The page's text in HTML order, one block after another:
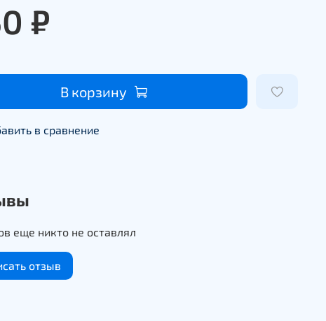
₽
В корзину
в сравнение
еще никто не оставлял
отзыв